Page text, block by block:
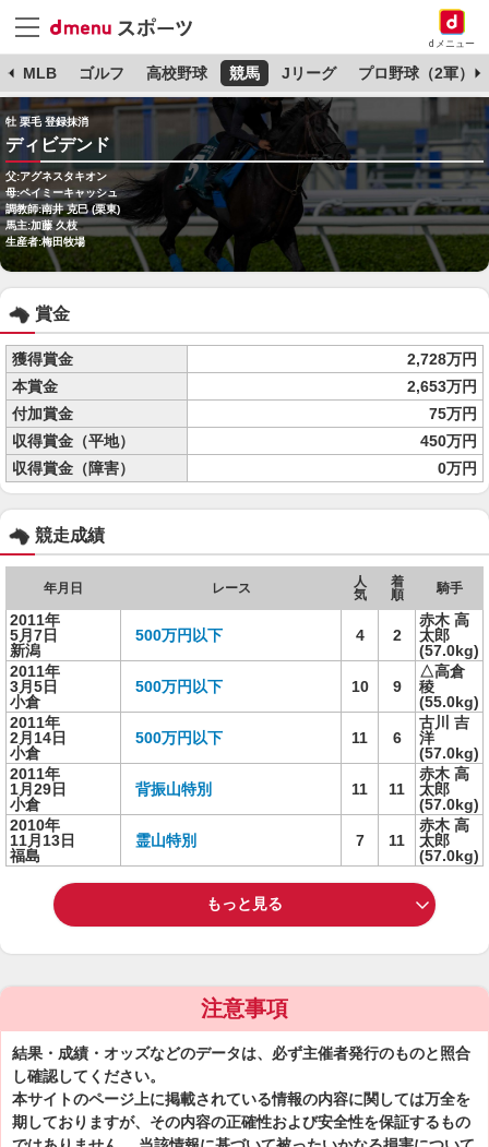
dメニュー
MLB ゴルフ 高校野球 競馬 Jリーグ プロ野球（2軍）
牡 栗毛 登録抹消
ディビデンド
父:アグネスタキオン
母:ペイミーキャッシュ
調教師:南井 克巳 (栗東)
馬主:加藤 久枝
生産者:梅田牧場
賞金
獲得賞金
2,728万円
本賞金
2,653万円
付加賞金
75万円
収得賞金（平地）
450万円
収得賞金（障害）
0万円
競走成績
年月日 レース
人
気
着
順
騎手
2011年
5月7日
新潟
500万円以下 4 2
赤木 高
太郎
(57.0kg)
2011年
3月5日
小倉
500万円以下 10 9
△高倉
稜
(55.0kg)
2011年
2月14日
小倉
500万円以下 11 6
古川 吉
洋
(57.0kg)
2011年
1月29日
小倉
背振山特別 11 11
赤木 高
太郎
(57.0kg)
2010年
11月13日
福島
霊山特別 7 11
赤木 高
太郎
(57.0kg)
もっと見る
注意事項
結果・成績・オッズなどのデータは、必ず主催者発行のものと照合
し確認してください。
本サイトのページ上に掲載されている情報の内容に関しては万全を
期しておりますが、その内容の正確性および安全性を保証するもの